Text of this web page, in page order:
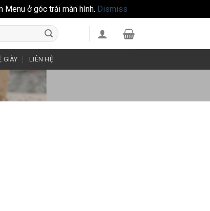
ở góc trái màn hình. Dismiss
GIÀY LIÊN HỆ